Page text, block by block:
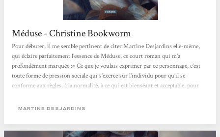
Méduse - Christine Bookworm
Pour débuter, il me semble pertinent de citer Martine Desjardins elle-même,
qui éclaire parfaitement l’essence de Méduse, ce court roman qui m’a
profondément marquée :« Ce que je voulais exprimer par ce personnage, c’est
toute forme de pression sociale qui s’exerce sur l’individu pour qu’il se
conforme aux règles, à la normalité, à ce qui est bienséant et acceptable, pour
peut pas y répondre et qu’il est écarté ? »Ce roman se distingue...
MARTINE DESJARDINS